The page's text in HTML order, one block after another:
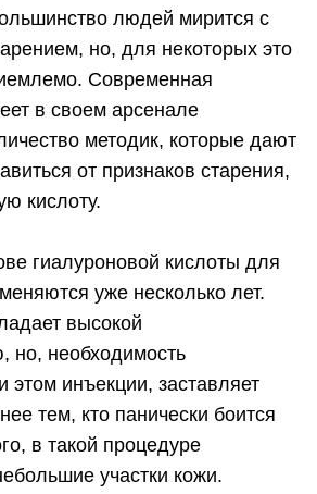
людей мирится с
но, для некоторых это
Современная
в своем арсенале
методик, которые дают
от признаков старения,
кислоту.
гиалуроновой кислоты для
уже несколько лет.
высокой
но, необходимость
этом инъекции, заставляет
тем, кто панически боится
в такой процедуре
участки кожи.